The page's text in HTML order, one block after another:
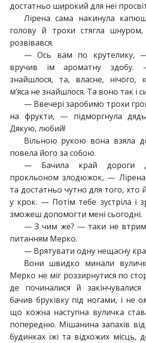
достатньо широкий для неї
Лірена сама накинула
голову й трохи стягла
розвівався.
— Ось вам по крутелику,
вручив їм ароматну здобу.
знайшлося, та, власне, нічого,
м’яса не знайшлося. Та воно так і
— Ввечері заробимо трохи
на фрукти, — підморгнула
Дякую, любий!
Вільною рукою вона взяла
повела його за собою.
— Бачила край дороги
прокльоном злодюжок, — Лірена
та достатньо чутно для того,
у крок. — Потім тебе зустріла і
зможеш допомогти мені сьогодні.
— З чим же? — таки не
питанням Мерко.
— Врятувати одну нещасну
Вони швидко минали
Мерко не міг роззирнутися по
де починалися й закінчувалися
бачив бруківку під ногами, і не
що кожна наступна вуличка
попередню. Мішанина запахів
будинках їжі та відхожих місць,